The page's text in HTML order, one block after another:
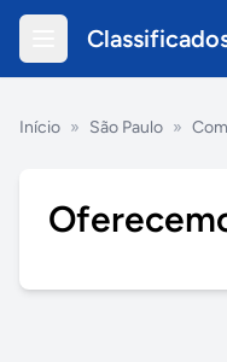
Início » São Paulo »